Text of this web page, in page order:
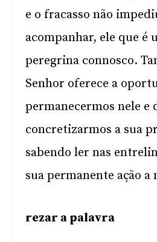
e o fracasso não
acompanhar, ele que é
peregrina connosco.
Senhor oferece a
permanecermos nele e
concretizarmos a sua
sabendo ler nas
sua permanente ação a
rezar a palavra